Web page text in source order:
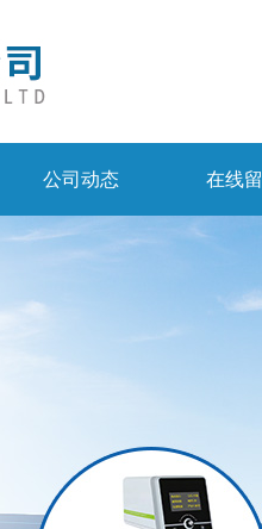
公司动态 在线